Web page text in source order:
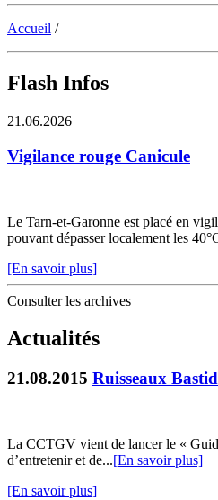
Accueil /
Flash Infos
21.06.2026
Vigilance rouge Canicule
Le Tarn-et-Garonne est placé en
pouvant dépasser localement les
[En savoir plus]
Consulter les archives
Actualités
21.08.2015 Ruisseaux
La CCTGV vient de lancer le «
d’entretenir et de...[En savoir plus]
[En savoir plus]